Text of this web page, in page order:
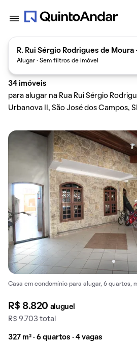
R. Rui Sérgio Rodrigues de
Alugar · Sem filtros de imóvel
34 imóveis
para alugar na Rua Rui Sérgio
Urbanova II, São José dos Campos,
Casa em condomínio para alugar, 6 quartos,
R$ 8.820 aluguel
R$ 9.703 total
327 m² · 6 quartos · 4 vagas